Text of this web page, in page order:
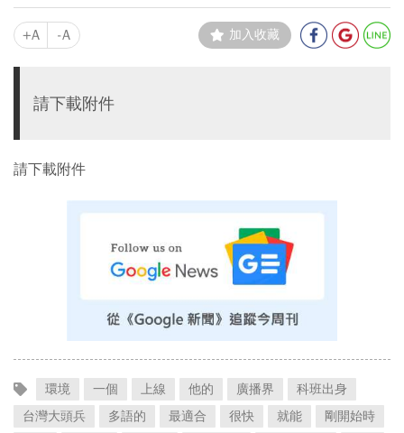
+A -A 加入收藏
請下載附件
請下載附件
環境 一個 上線 他的 廣播界
科班出身
台灣大頭兵
多語的 最適合 很快 就能
剛開始時